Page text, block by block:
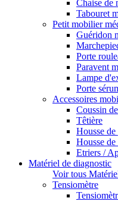
Chaise de
Tabouret
Petit mobilier
Guéridon
Porte
Paravent
Lampe
Porte
Accessoires
Coussin
Têtière
Housse
Housse
Etriers /
Matériel de diagnostic
Voir tous
Tensiomètre